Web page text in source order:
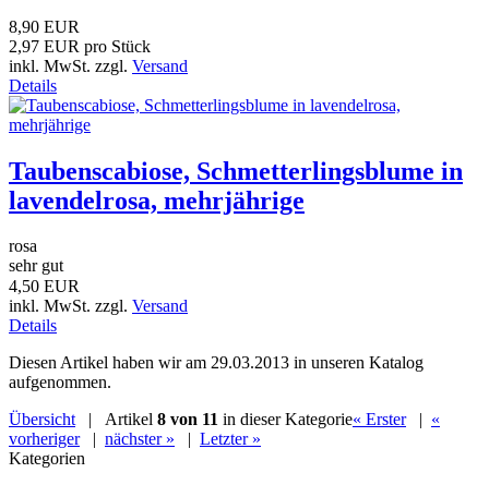
8,90 EUR
2,97 EUR pro Stück
inkl. MwSt. zzgl. Versand
Details
Taubenscabiose, Schmetterlingsblume in
lavendelrosa, mehrjährige
rosa
sehr gut
4,50 EUR
inkl. MwSt. zzgl. Versand
Details
Diesen Artikel haben wir am 29.03.2013 in unseren Katalog
aufgenommen.
Übersicht| Artikel 8 von 11 in dieser Kategorie« Erster| «
vorheriger| nächster » | Letzter »
Kategorien